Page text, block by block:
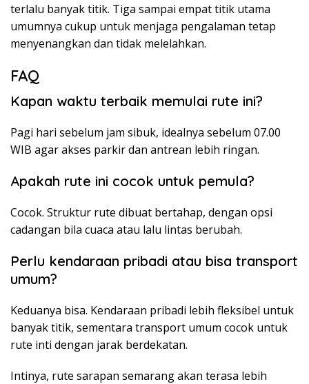
terlalu banyak titik. Tiga sampai empat titik utama
umumnya cukup untuk menjaga pengalaman tetap
menyenangkan dan tidak melelahkan.
FAQ
Kapan waktu terbaik memulai rute ini?
Pagi hari sebelum jam sibuk, idealnya sebelum 07.00
WIB agar akses parkir dan antrean lebih ringan.
Apakah rute ini cocok untuk pemula?
Cocok. Struktur rute dibuat bertahap, dengan opsi
cadangan bila cuaca atau lalu lintas berubah.
Perlu kendaraan pribadi atau bisa transport
umum?
Keduanya bisa. Kendaraan pribadi lebih fleksibel untuk
banyak titik, sementara transport umum cocok untuk
rute inti dengan jarak berdekatan.
Intinya, rute sarapan semarang akan terasa lebih